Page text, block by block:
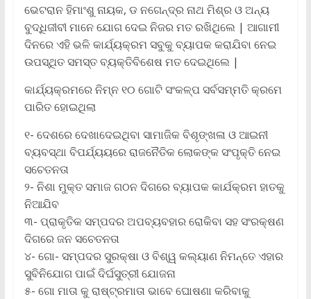
ଭେଟରାନ ହିମାଂଶୁ ନାୟକ, ଡ ନଗେନ୍ଦ୍ର ନାଥ ମିଶ୍ର ଓ ଅନ୍ୟ
ବୁଦ୍ଧିଜୀବୀ ମାନେ ଯୋଗ ଦେଇ ନିଜର ମତ ରଖିଥିଲେ | ଆଗାମୀ
ଦିନରେ ଏହି ଭଳି କାର୍ଯ୍ୟକ୍ରମ ସବୁକୁ ବ୍ୟାପକ କରାଯିବା ନେଇ
ଉପସ୍ଥିତ ସମସ୍ତ ବ୍ୟକ୍ତିବିଶେଷ ମତ ଦେଇଥିଲେ |
କାର୍ଯ୍ୟକ୍ରମରେ ନିମ୍ନ ୧୦ ଗୋଟି ସଂକଳ୍ପ ସର୍ବସମ୍ମତି କ୍ରମେ
ପାରିତ ହୋଇଥିଲା
୧- ଦେଶରେ ଦେଖାଦେଇଥିବା ସାମାଜିକ ବିଶୃଙ୍ଖଳା ଓ ଆଇନୀ
ବ୍ୟବସ୍ଥା ବିପର୍ଯ୍ୟୟରେ ରାଜନୈତିକ ଲୋକଙ୍କ ସଂପୃକ୍ତି ନେଇ
ସଚେତନତା
୨- ନିଶା ମୁକ୍ତ ସମାଜ ଗଠନ ଦିଗରେ ବ୍ୟାପକ କାର୍ଯକ୍ରମ ହାତକୁ
ନିଆଯିବ
୩- ପ୍ରାକୃତିକ ସମ୍ପଦର ଅପବ୍ୟବହାର ରୋକିବା ସହ ସଂରକ୍ଷଣ
ଦିଗରେ ଜନ ସଚେତନତା
୪- ଗୋ- ସମ୍ପଦର ସୁରକ୍ଷା ଓ ବିଶ୍ୱ କଲ୍ୟାଣ ନିମନ୍ତେ ଏହାର
ସୁବିନିଯୋଗ ପାଇଁ ଦିର୍ଘସୁତ୍ରୀ ଯୋଜନା
୫- ଗୋ ମାତା କୁ ରାଷ୍ଟ୍ରମାତା ଭାବେ ଘୋଷଣା କରିବାକୁ